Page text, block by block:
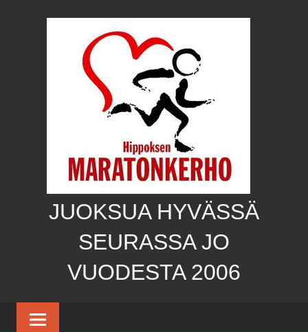
JUOKSUA HYVÄSSÄ
SEURASSA JO
VUODESTA 2006
Maratonkerho